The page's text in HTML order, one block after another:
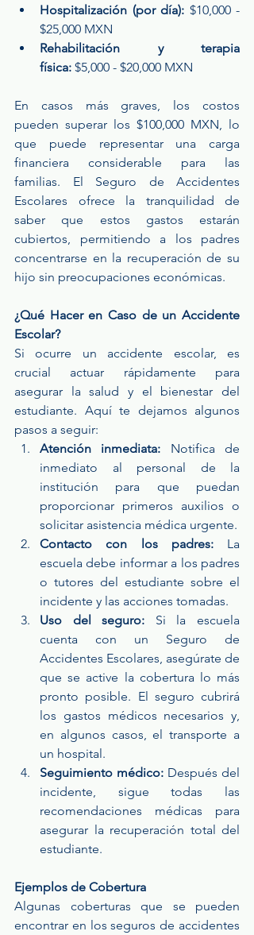
Hospitalización (por día): $10,000 -
$25,000 MXN
Rehabilitación y terapia
física: $5,000 - $20,000 MXN
En casos más graves, los costos
pueden superar los $100,000 MXN, lo
que puede representar una carga
financiera considerable para las
familias. El Seguro de Accidentes
Escolares ofrece la tranquilidad de
saber que estos gastos estarán
cubiertos, permitiendo a los padres
concentrarse en la recuperación de su
hijo sin preocupaciones económicas.
¿Qué Hacer en Caso de un Accidente
Escolar?
Si ocurre un accidente escolar, es
crucial actuar rápidamente para
asegurar la salud y el bienestar del
estudiante. Aquí te dejamos algunos
pasos a seguir:
Atención inmediata: Notifica de
inmediato al personal de la
institución para que puedan
proporcionar primeros auxilios o
solicitar asistencia médica urgente.
Contacto con los padres: La
escuela debe informar a los padres
o tutores del estudiante sobre el
incidente y las acciones tomadas.
Uso del seguro: Si la escuela
cuenta con un Seguro de
Accidentes Escolares, asegúrate de
que se active la cobertura lo más
pronto posible. El seguro cubrirá
los gastos médicos necesarios y,
en algunos casos, el transporte a
un hospital.
Seguimiento médico: Después del
incidente, sigue todas las
recomendaciones médicas para
asegurar la recuperación total del
estudiante.
Ejemplos de Cobertura
Algunas coberturas que se pueden
encontrar en los seguros de accidentes